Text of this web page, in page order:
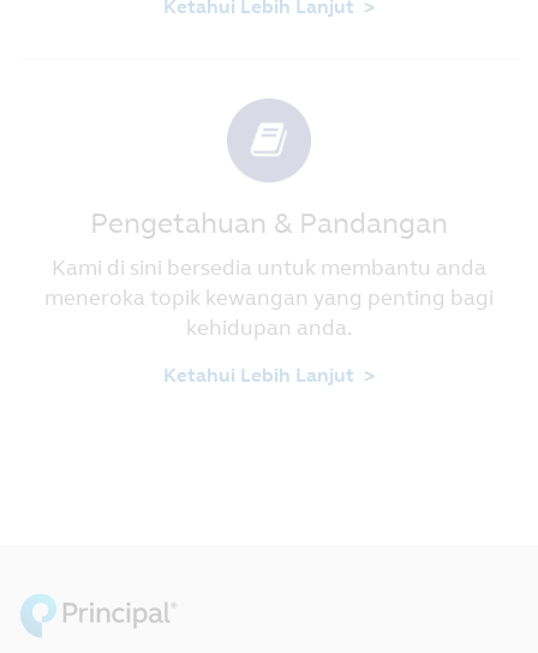
Ketahui Lebih Lanjut >
Pengetahuan & Pandangan
Kami di sini bersedia untuk membantu anda
meneroka topik kewangan yang penting bagi
kehidupan anda.
Ketahui Lebih Lanjut >